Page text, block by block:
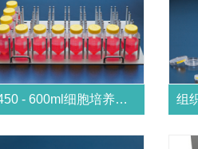
450 - 600ml细胞培养管摇板